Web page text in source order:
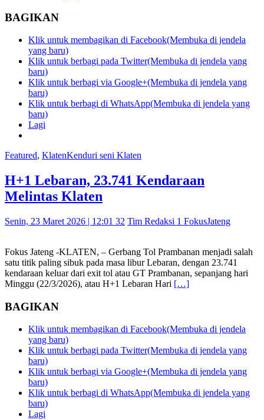
BAGIKAN
Klik untuk membagikan di Facebook(Membuka di jendela
yang baru)
Klik untuk berbagi pada Twitter(Membuka di jendela yang
baru)
Klik untuk berbagi via Google+(Membuka di jendela yang
baru)
Klik untuk berbagi di WhatsApp(Membuka di jendela yang
baru)
Lagi
Featured, KlatenKenduri seni Klaten
H+1 Lebaran, 23.741 Kendaraan
Melintas Klaten
Senin, 23 Maret 2026 | 12:01 32 Tim Redaksi 1 FokusJateng
Fokus Jateng -KLATEN, – Gerbang Tol Prambanan menjadi salah
satu titik paling sibuk pada masa libur Lebaran, dengan 23.741
kendaraan keluar dari exit tol atau GT Prambanan, sepanjang hari
Minggu (22/3/2026), atau H+1 Lebaran Hari […]
BAGIKAN
Klik untuk membagikan di Facebook(Membuka di jendela
yang baru)
Klik untuk berbagi pada Twitter(Membuka di jendela yang
baru)
Klik untuk berbagi via Google+(Membuka di jendela yang
baru)
Klik untuk berbagi di WhatsApp(Membuka di jendela yang
baru)
Lagi